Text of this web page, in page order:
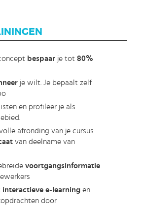
bespaar je tot 80%
je wilt. Je bepaalt zelf
en profileer je als
afronding van je cursus
van deelname van
voortgangsinformatie
interactieve e-learning en
door